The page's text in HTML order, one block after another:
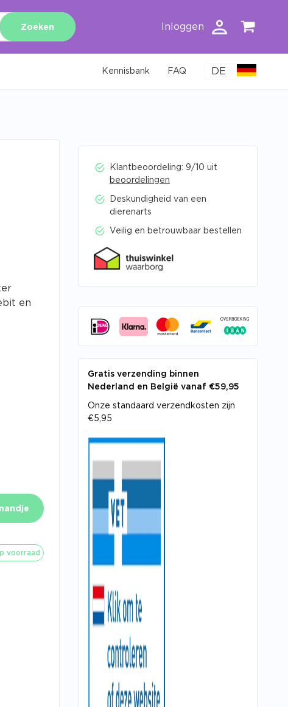
Zoeken Inloggen
Kennisbank FAQ DE
en
voorraad
Klantbeoordeling: 9/10 uit
beoordelingen
Deskundigheid van een
dierenarts
Veilig en betrouwbaar bestellen
Gratis verzending binnen
Nederland en België vanaf €59,95
Onze standaard verzendkosten zijn
€5,95